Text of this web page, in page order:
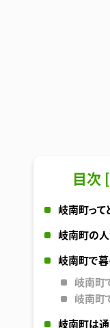
目次 [
岐南町って
岐南町の
岐南町で暮
岐南町
岐南町
岐南町は通